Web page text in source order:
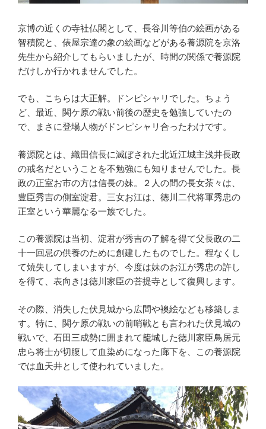
京博の近くの寺社仏閣として、長谷川等伯の絵画がある
智積院と、俵屋宗達の象の絵画などがある養源院を京洛
先生から紹介してもらいましたが、時間の関係で養源院
だけしか行かれませんでした。
でも、こちらは大正解。ドンピシャリでした。ちょう
ど、最近、関ケ原の戦い前後の歴史を勉強していたの
で、まさに登場人物がドンピシャリ合ったわけです。
養源院とは、織田信長に滅ぼされた北近江城主浅井長政
の戒名だということを不勉強にも知りませんでした。長
政の正室お市の方は信長の妹。２人の間の長女茶々は、
豊臣秀吉の側室淀君。三女お江は、徳川二代将軍秀忠の
正室という華麗なる一族でした。
この養源院は当初、淀君が秀吉の了解を得て父長政の二
十一回忌の供養のために創建したものでした。程なくし
て焼失してしまいますが、今度は妹のお江が秀忠の許し
を得て、表向きは徳川家臣の菩提寺として復興します。
その際、消失した伏見城から広間や襖絵なども移築しま
す。特に、関ケ原の戦いの前哨戦とも言われた伏見城の
戦いで、石田三成勢に囲まれて籠城した徳川家臣鳥居元
忠ら将士が切腹して血染めになった廊下を、この養源院
では血天井として使われていました。